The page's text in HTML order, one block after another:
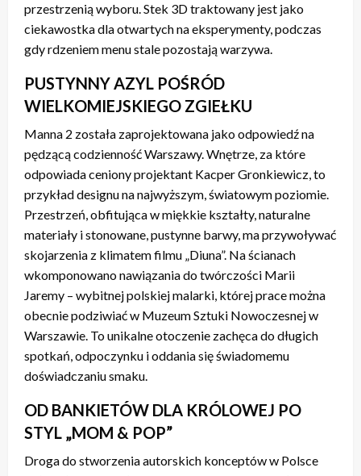
przestrzenią wyboru. Stek 3D traktowany jest jako
ciekawostka dla otwartych na eksperymenty, podczas
gdy rdzeniem menu stale pozostają warzywa.
PUSTYNNY AZYL POŚRÓD
WIELKOMIEJSKIEGO ZGIEŁKU
Manna 2 została zaprojektowana jako odpowiedź na
pędzącą codzienność Warszawy. Wnętrze, za które
odpowiada ceniony projektant Kacper Gronkiewicz, to
przykład designu na najwyższym, światowym poziomie.
Przestrzeń, obfitująca w miękkie kształty, naturalne
materiały i stonowane, pustynne barwy, ma przywoływać
skojarzenia z klimatem filmu „Diuna”. Na ścianach
wkomponowano nawiązania do twórczości Marii
Jaremy – wybitnej polskiej malarki, której prace można
obecnie podziwiać w Muzeum Sztuki Nowoczesnej w
Warszawie. To unikalne otoczenie zachęca do długich
spotkań, odpoczynku i oddania się świadomemu
doświadczaniu smaku.
OD BANKIETÓW DLA KRÓLOWEJ PO
STYL „MOM & POP”
Droga do stworzenia autorskich konceptów w Polsce